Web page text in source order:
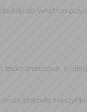
do wnętrza
lekko zmrożone, a
blokadą